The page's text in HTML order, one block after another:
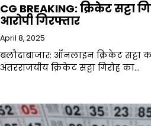
CG BREAKING: क्रिकेट सट्टा
आरोपी गिरफ्तार
April 8, 2025
बलौदाबाजार: ऑनलाइन क्रिकेट
अंतरराजयीय क्रिकेट सट्टा गिरोह का…